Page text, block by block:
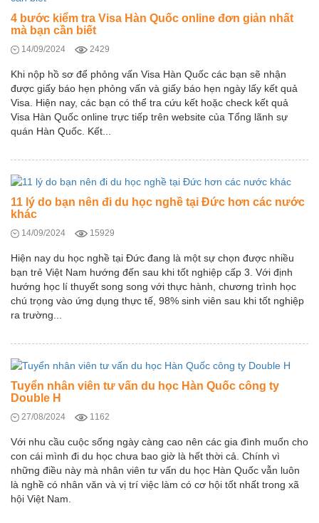
4 bước kiểm tra Visa Hàn Quốc online đơn giản nhất
mà bạn cần biết
14/09/2024 2429
Khi nộp hồ sơ để phỏng vấn Visa Hàn Quốc các bạn sẽ nhận
được giấy báo hẹn phỏng vấn và giấy báo hẹn ngày lấy kết quả
Visa. Hiện nay, các bạn có thể tra cứu kết hoặc check kết quả
Visa Hàn Quốc online trực tiếp trên website của Tổng lãnh sự
quán Hàn Quốc. Kết...
11 lý do bạn nên đi du học nghề tại Đức hơn các nước
khác
14/09/2024 15929
Hiện nay du học nghề tại Đức đang là một sự chọn được nhiều
bạn trẻ Việt Nam hướng đến sau khi tốt nghiệp cấp 3. Với định
hướng học lí thuyết song song với thực hành, chương trình học
chú trọng vào ứng dụng thực tế, 98% sinh viên sau khi tốt nghiệp
ra trường...
Tuyển nhân viên tư vấn du học Hàn Quốc công ty
Double H
27/08/2024 1162
Với nhu cầu cuộc sống ngày càng cao nên các gia đình muốn cho
con cái mình đi du học chưa bao giờ là hết thời cả. Chính vì
những điều này mà nhân viên tư vấn du học Hàn Quốc vẫn luôn
là nghề có nhân văn và vị trí việc làm có cơ hội tốt nhất trong xã
hội Việt Nam.